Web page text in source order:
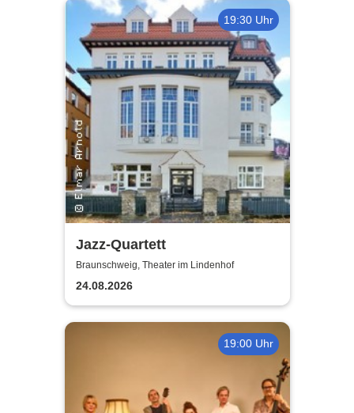
19:30 Uhr
Jazz-Quartett
Braunschweig, Theater im Lindenhof
24.08.2026
19:00 Uhr